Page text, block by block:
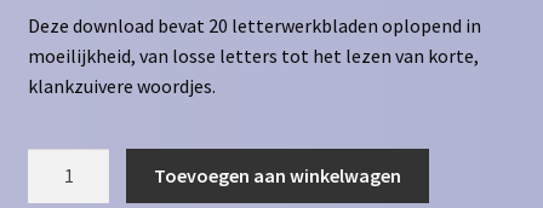
Deze download bevat 20 letterwerkbladen oplopend in
moeilijkheid, van losse letters tot het lezen van korte,
klankzuivere woordjes.
Toevoegen aan winkelwagen